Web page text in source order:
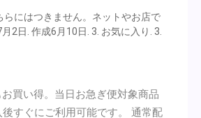
にはつきません。ネットやお店で
2日. 作成6月10日. 3. お気に入り. 3.
買い得。当日お急ぎ便対象商品
すぐにご利用可能です。 通常配